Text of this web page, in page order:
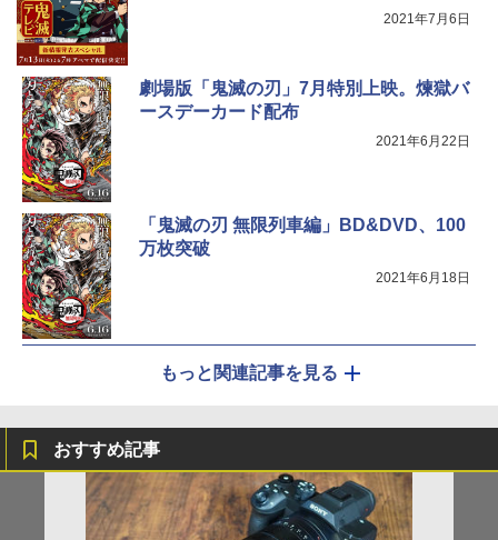
2021年7月6日
劇場版「鬼滅の刃」7月特別上映。煉獄バ
ースデーカード配布
2021年6月22日
「鬼滅の刃 無限列車編」BD&DVD、100
万枚突破
2021年6月18日
もっと関連記事を見る
おすすめ記事